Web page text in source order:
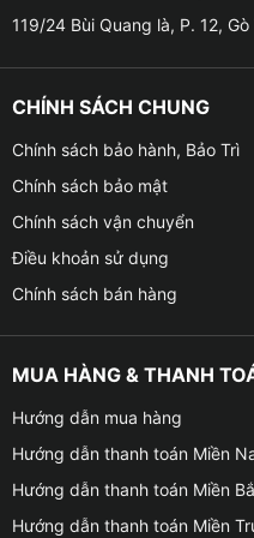
Các loại bọc ghế da cho
✤ Nên chọn bọc ghế da
da dùng để bọc ghế đều
bạn cần căn cứ vào các
sử dụng, giá thành, thời
nội thất bên trong xe
cho ghế phù hợp.
✤ Bọc ghế da bằng chất
119/24 Bùi Quang là, P. 12,
CHÍNH SÁCH CHUNG
Chính sách bảo hành, Bảo Trì
Chính sách bảo mật
Chính sách vận chuyển
Điều khoản sử dụng
Chính sách bán hàng
MUA HÀNG & THANH
Hướng dẫn mua hàng
Hướng dẫn thanh toán Miền
Hướng dẫn thanh toán Miền
Hướng dẫn thanh toán Miền